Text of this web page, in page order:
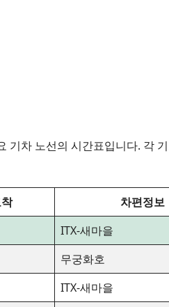
기차 노선의 시간표입니다. 각
차편정보
ITX-새마을
무궁화호
ITX-새마을